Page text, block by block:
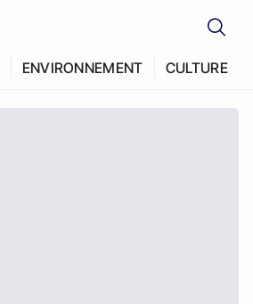
ENVIRONNEMENT CULTURE